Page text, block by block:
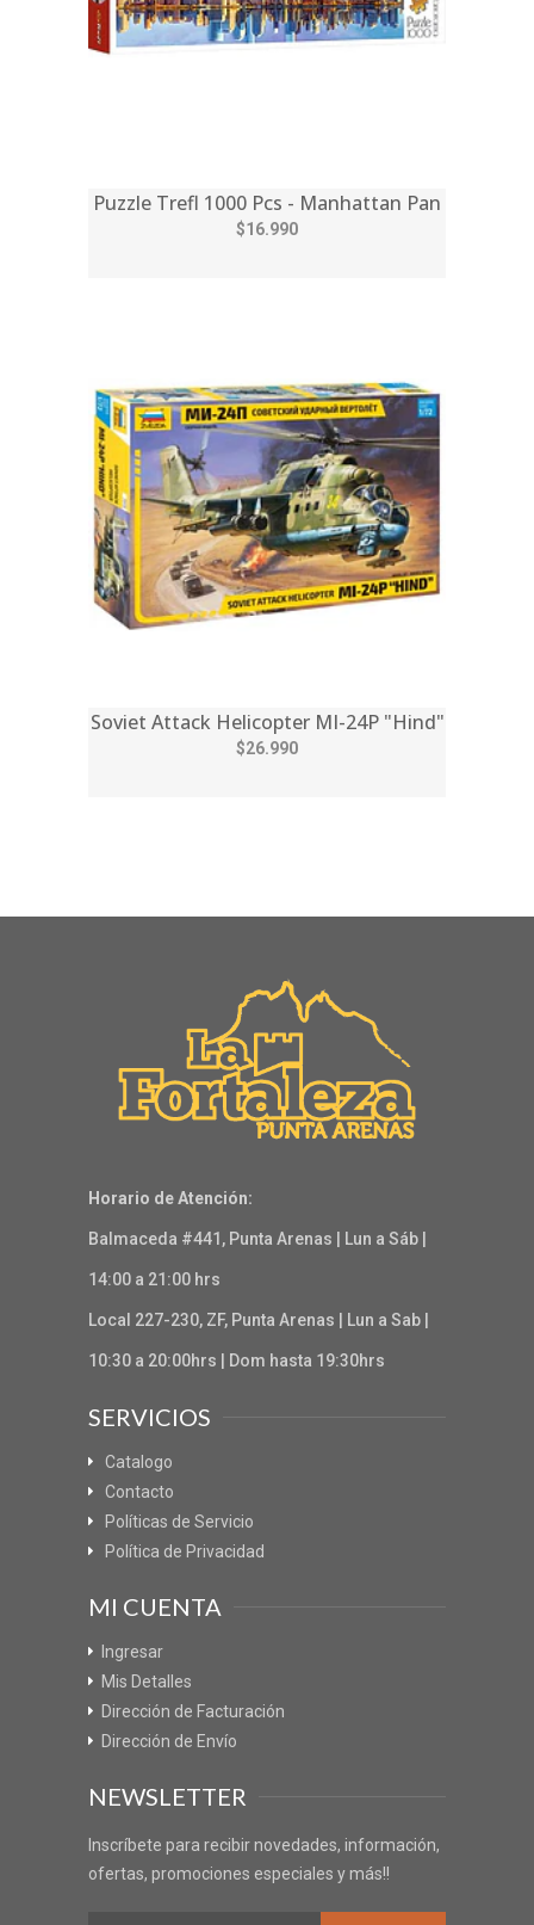
Puzzle Trefl 1000 Pcs - Manhattan Pan
$16.990
Soviet Attack Helicopter MI-24P "Hind"
$26.990
Horario de Atención:
Balmaceda #441, Punta Arenas | Lun a Sáb |
14:00 a 21:00 hrs
Local 227-230, ZF, Punta Arenas | Lun a Sab |
10:30 a 20:00hrs | Dom hasta 19:30hrs
SERVICIOS
Catalogo
Contacto
Políticas de Servicio
Política de Privacidad
MI CUENTA
Ingresar
Mis Detalles
Dirección de Facturación
Dirección de Envío
NEWSLETTER
Inscríbete para recibir novedades, información,
ofertas, promociones especiales y más!!